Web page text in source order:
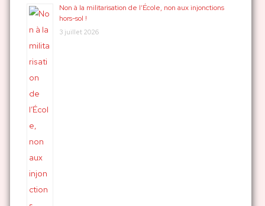
Non à la militarisation de l’École, non aux injonctions
hors-sol !
3 juillet 2026